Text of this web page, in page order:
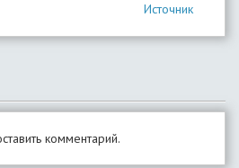
Источник
комментарий.